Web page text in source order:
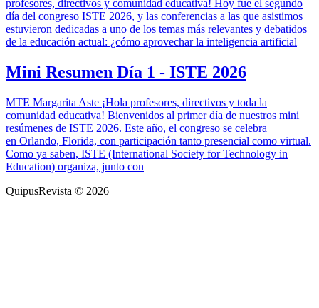
profesores, directivos y comunidad educativa! Hoy fue el segundo
día del congreso ISTE 2026, y las conferencias a las que asistimos
estuvieron dedicadas a uno de los temas más relevantes y debatidos
de la educación actual: ¿cómo aprovechar la inteligencia artificial
Mini Resumen Día 1 - ISTE 2026
MTE Margarita Aste ¡Hola profesores, directivos y toda la
comunidad educativa! Bienvenidos al primer día de nuestros mini
resúmenes de ISTE 2026. Este año, el congreso se celebra
en Orlando, Florida, con participación tanto presencial como virtual.
Como ya saben, ISTE (International Society for Technology in
Education) organiza, junto con
QuipusRevista © 2026